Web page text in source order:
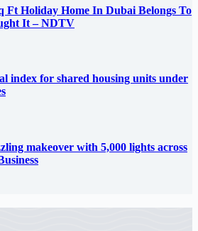
Ft Holiday Home In Dubai Belongs To
It – NDTV
index for shared housing units under
makeover with 5,000 lights across